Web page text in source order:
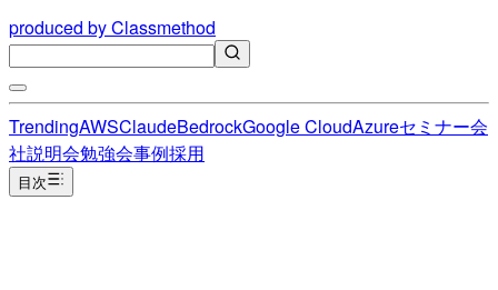
produced by Classmethod
TrendingAWSClaudeBedrockGoogle CloudAzureセミナー会
社説明会勉強会事例採用
目次